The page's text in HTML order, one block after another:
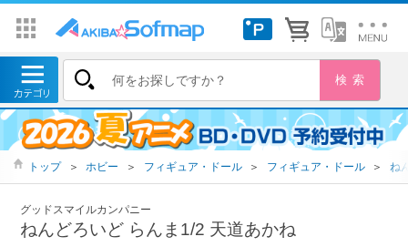
トップ ＞ ホビー ＞ フィギュア・ドール ＞ フィギュア・ドール ＞ ね
グッドスマイルカンパニー
ねんどろいど らんま1/2 天道あかね